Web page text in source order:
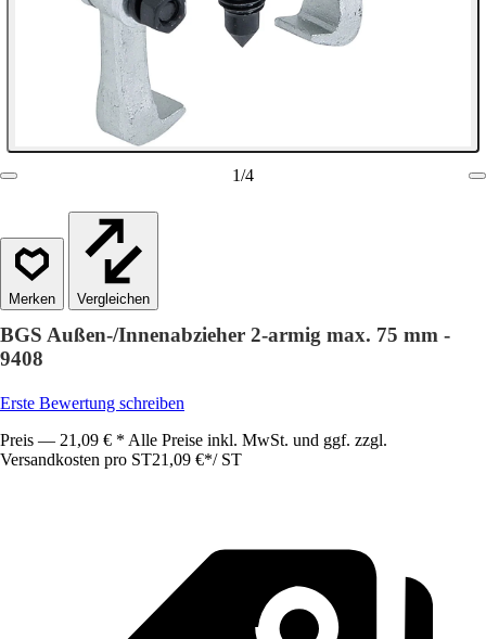
1/4
Vergleichen
BGS Außen-/Innenabzieher 2-armig max. 75 mm -
9408
Erste Bewertung schreiben
Preis — 21,09 € * Alle Preise inkl. MwSt. und ggf. zzgl.
Versandkosten pro ST21,09 €*/ ST